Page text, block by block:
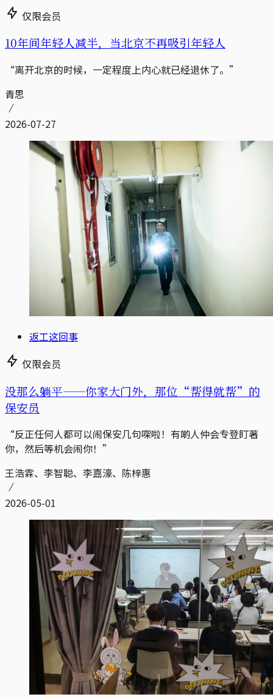
仅限会员
10年间年轻人减半，当北京不再吸引年轻人
“离开北京的时候，一定程度上内心就已经退休了。”
青思
2026-07-27
返工这回事
仅限会员
没那么躺平——你家大门外，那位“帮得就帮”的
保安员
“反正任何人都可以闹保安几句㗎啦！有啲人仲会专登盯著
你，然后等机会闹你！”
王浩霖、李智聪、李嘉濠、陈梓惠
2026-05-01